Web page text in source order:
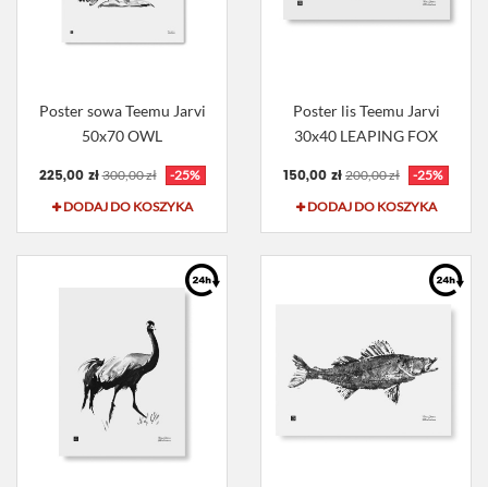
Poster sowa Teemu Jarvi
50x70 OWL
225,00 zł 300,00 zł
-25%
DODAJ DO KOSZYKA
Poster lis Teemu Jarvi
30x40 LEAPING FOX
150,00 zł 200,00 zł
-25%
DODAJ DO KOSZYKA